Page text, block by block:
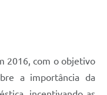
2016, com o objetivo
a importância da